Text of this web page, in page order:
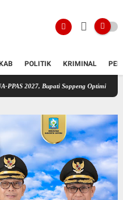
POLITIK KRIMINAL
Soppeng Optimistis Ekonomi Tumbuh